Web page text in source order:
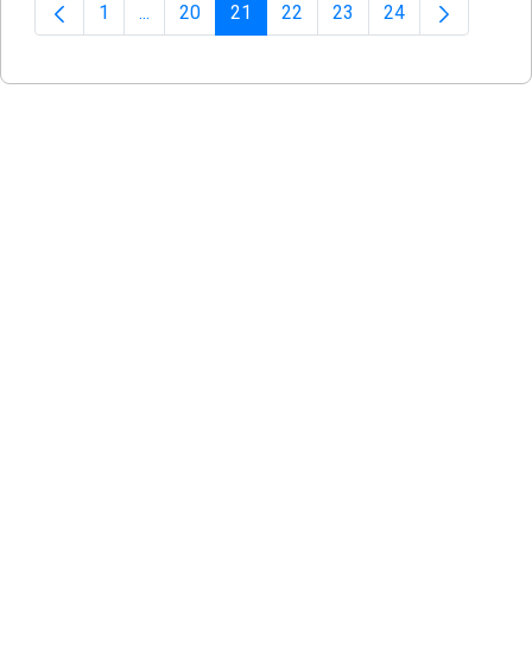
Página
1 ...Páginas intermediárias Usar ABA para navegar.
Página
20 Página
21 Página
22 Página
23 Página
24